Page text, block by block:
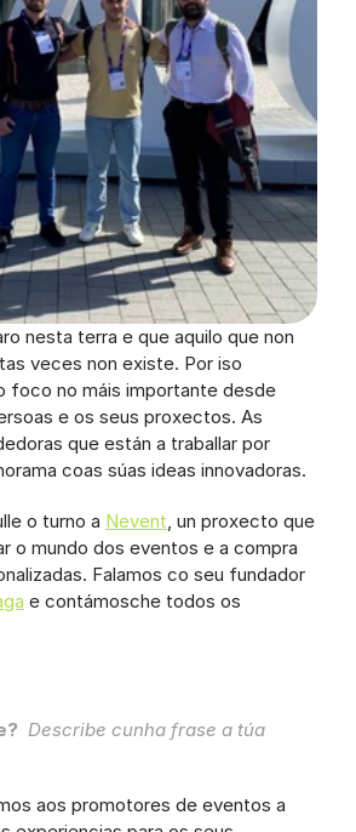
nesta terra e que aquilo que non
veces non existe. Por iso
foco no máis importante desde
e os seus proxectos. As
que están a traballar por
coas súas ideas innovadoras.
o turno a Nevent, un proxecto que
o mundo dos eventos e a compra
Falamos co seu fundador
e contámosche todos os
Describe cunha frase a túa
aos promotores de eventos a